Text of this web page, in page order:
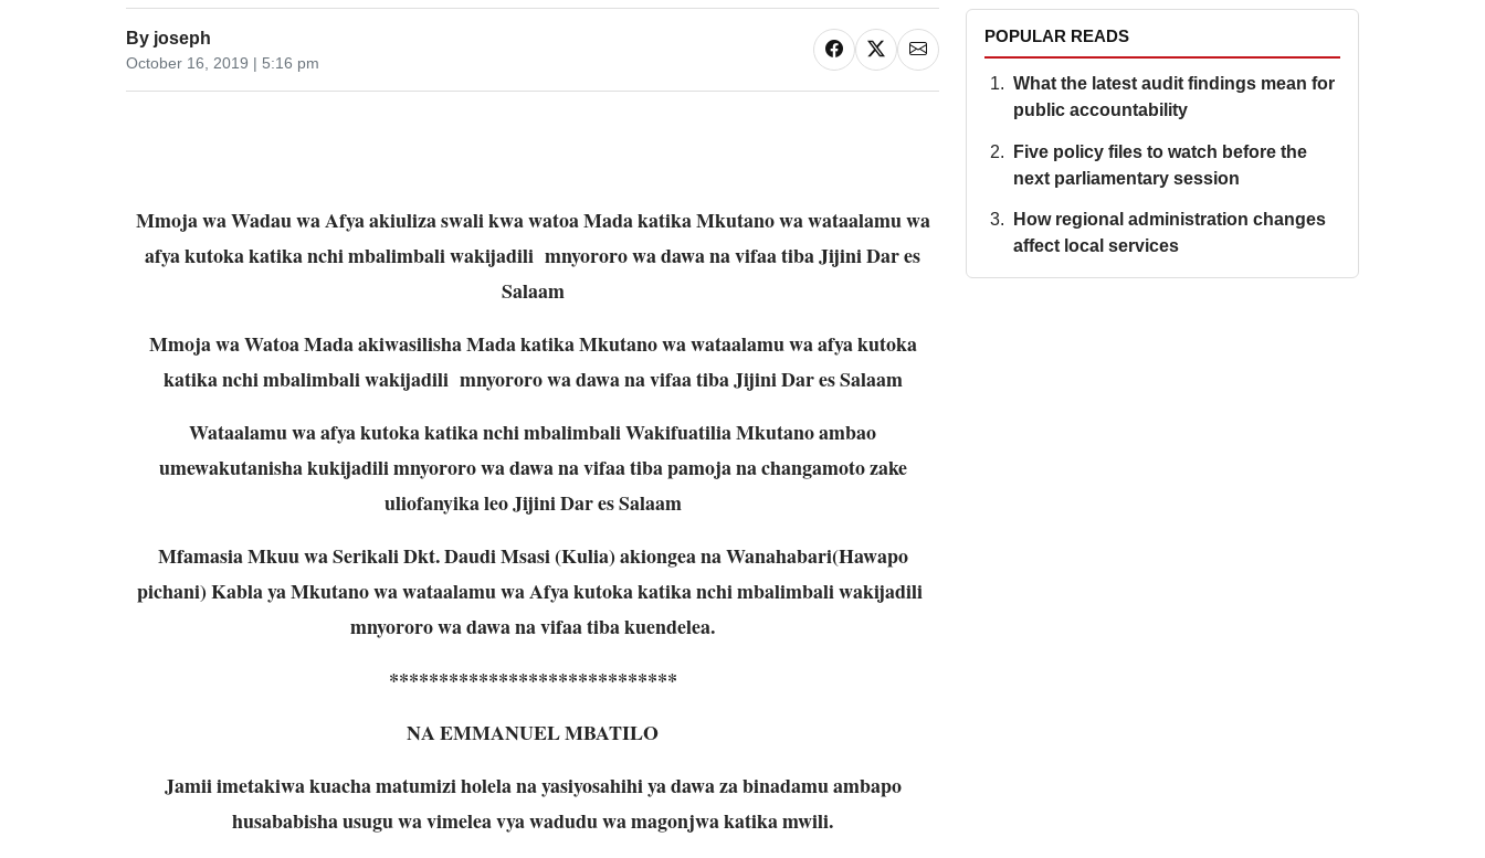
By joseph
October 16, 2019 | 5:16 pm
Mmoja wa Wadau wa Afya akiuliza swali kwa watoa Mada katika Mkutano wa wataalamu wa
afya kutoka katika nchi mbalimbali wakijadili mnyororo wa dawa na vifaa tiba Jijini Dar es
Salaam
Mmoja wa Watoa Mada akiwasilisha Mada katika Mkutano wa wataalamu wa afya kutoka
katika nchi mbalimbali wakijadili mnyororo wa dawa na vifaa tiba Jijini Dar es Salaam
Wataalamu wa afya kutoka katika nchi mbalimbali Wakifuatilia Mkutano ambao
umewakutanisha kukijadili mnyororo wa dawa na vifaa tiba pamoja na changamoto zake
uliofanyika leo Jijini Dar es Salaam
Mfamasia Mkuu wa Serikali Dkt. Daudi Msasi (Kulia) akiongea na Wanahabari(Hawapo
pichani) Kabla ya Mkutano wa wataalamu wa Afya kutoka katika nchi mbalimbali wakijadili
mnyororo wa dawa na vifaa tiba kuendelea.
*****************************
NA EMMANUEL MBATILO
Jamii imetakiwa kuacha matumizi holela na yasiyosahihi ya dawa za binadamu ambapo
husababisha usugu wa vimelea vya wadudu wa magonjwa katika mwili.
POPULAR READS
What the latest audit findings mean for
public accountability
Five policy files to watch before the
next parliamentary session
How regional administration changes
affect local services